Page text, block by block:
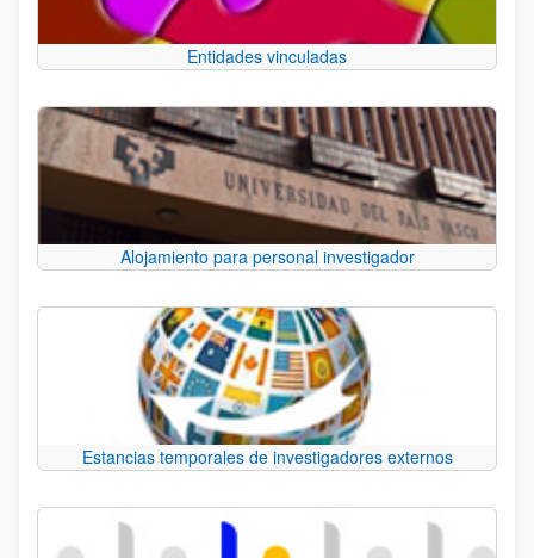
Entidades vinculadas
Alojamiento para personal investigador
Estancias temporales de investigadores externos